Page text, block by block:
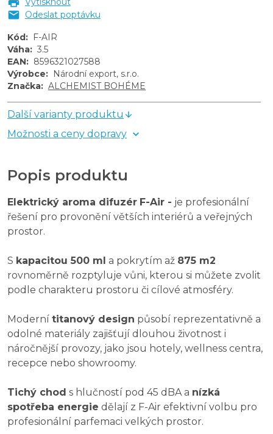
Odeslat poptávku
Kód: F-AIR
Váha: 3.5
EAN: 8596321027588
Výrobce: Národní export, s.r.o.
Značka: ALCHEMIST BOHÉME
Další varianty produktu
Možnosti a ceny dopravy
Popis produktu
Elektrický aroma difuzér F-Air - je profesionální
řešení pro provonění větších interiérů a veřejných
prostor.
S kapacitou 500 ml a pokrytím až 875 m2
rovnoměrně rozptyluje vůni, kterou si můžete zvolit
podle charakteru prostoru či cílové atmosféry.
Moderní titanový design působí reprezentativně a
odolné materiály zajišťují dlouhou životnost i
náročnější provozy, jako jsou hotely, wellness centra,
recepce nebo showroomy.
Tichý chod s hlučností pod 45 dBA a nízká
spotřeba energie dělají z F-Air efektivní volbu pro
profesionální parfemaci velkých prostor.